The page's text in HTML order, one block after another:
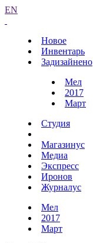
EN
Новое
Инвентарь
Задизайнено
Мел
2017
Март
Студия
Магазинус
Медиа
Экспресс
Иронов
Журналус
Мел
2017
Март